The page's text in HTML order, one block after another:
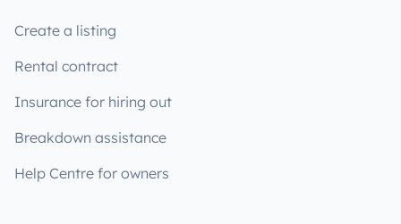
Create a listing
Rental contract
Insurance for hiring out
Breakdown assistance
Help Centre for owners